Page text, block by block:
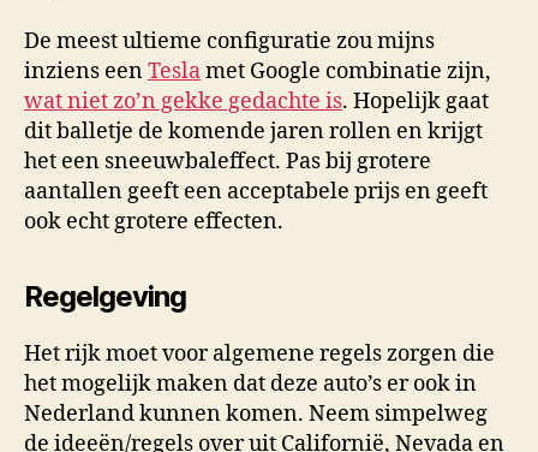
De meest ultieme configuratie zou mijns
inziens eenTeslamet Google combinatie zijn,
wat niet zo’n gekke gedachte is. Hopelijk gaat
dit balletje de komende jaren rollen en krijgt
het een sneeuwbaleffect. Pas bij grotere
aantallen geeft een acceptabele prijs en geeft
ook echt grotere effecten.
Regelgeving
Het rijk moet voor algemene regels zorgen die
het mogelijk maken dat deze auto’s er ook in
Nederland kunnen komen. Neem simpelweg
de ideeën/regels over uit Californië, Nevada en